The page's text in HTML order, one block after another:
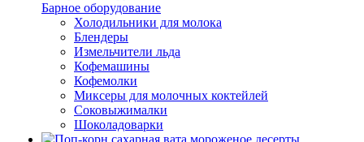
Барное оборудование
Холодильники для молока
Блендеры
Измельчители льда
Кофемашины
Кофемолки
Миксеры для молочных коктейлей
Соковыжималки
Шоколадоварки